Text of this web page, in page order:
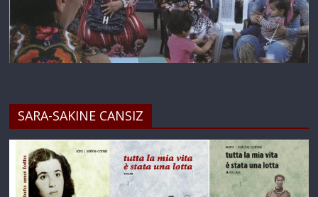
SARA-SAKINE CANSIZ